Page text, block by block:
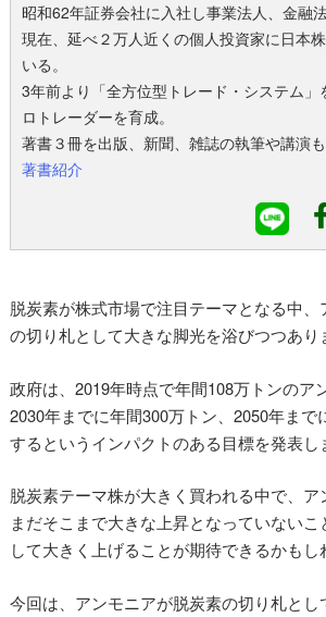
昭和62年証券会社に入社し事業法人、金融
現在、延べ２万人近くの個人投資家に日本
いる。
3年前より「全方位型トレード・システム
ロトレーダーを育成。
著書３冊を出版、新聞、雑誌の執筆や講演も
著書紹介
脱炭素が株式市場で注目テーマとなる中
の切り札として大きな脚光を浴びつつあり
政府は、2019年時点で年間108万トンのア
2030年までに年間300万トン、2050年まで
するというインパクトのある目標を発表し
脱炭素テーマ株が大きく買われる中で、
まだそこまで大きな上昇となっていないこ
して大きく上げることが期待できるかもし
今回は、アンモニアが脱炭素の切り札と